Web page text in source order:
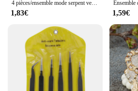
4 pièces/ensemble mode serpent vert pierres précieuses Bracelet strass plein métal Bracelet pour les femmes fête d'anniversaire cadeau de noël bijoux
1,83€ 1,59€